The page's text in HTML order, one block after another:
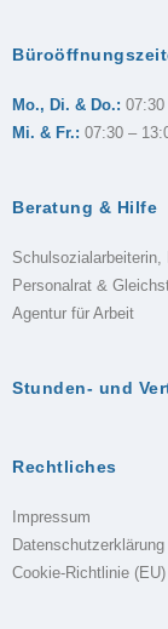
Mo., Di. & Do.: 07:30
Mi. & Fr.: 07:30 –
Beratung & Hilfe
Personalrat &
Agentur für Arbeit
Stunden- und
Rechtliches
Impressum
Datenschutzerklärung
Cookie-Richtlinie (EU)